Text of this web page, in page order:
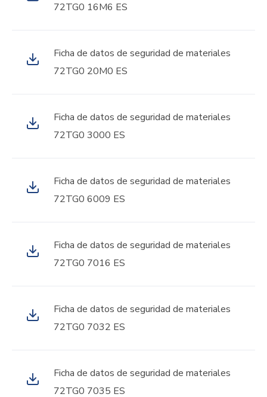
72TG0 16M6 ES
Ficha de datos de seguridad de materiales
72TG0 20M0 ES
Ficha de datos de seguridad de materiales
72TG0 3000 ES
Ficha de datos de seguridad de materiales
72TG0 6009 ES
Ficha de datos de seguridad de materiales
72TG0 7016 ES
Ficha de datos de seguridad de materiales
72TG0 7032 ES
Ficha de datos de seguridad de materiales
72TG0 7035 ES